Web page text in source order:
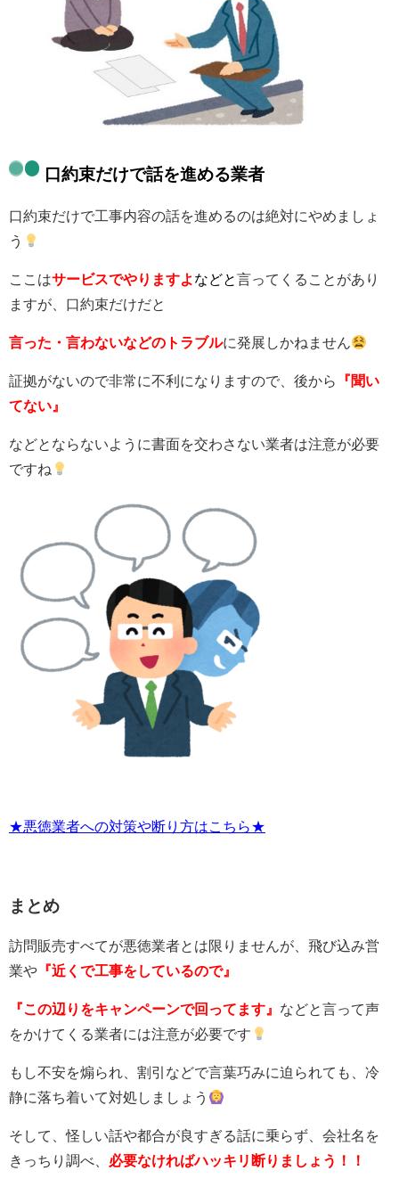
口約束だけで話を進める業者
口約束だけで工事内容の話を進めるのは絶対にやめましょ
う
ここはサービスでやりますよ などと言ってくることがあり
ますが、口約束だけだと
言った・言わないなどのトラブルに発展しかねません
証拠がないので非常に不利になりますので、後から
『聞い
てない』
などとならないように書面を交わさない業者は注意が必要
ですね
★悪徳業者への対策や断り方はこちら★
まとめ
訪問販売すべてが悪徳業者とは限りませんが、飛び込み営
業や 『近くで工事をしているので』
『この辺りをキャンペーンで回ってます』 などと言って声
をかけてくる業者には注意が必要です
もし不安を煽られ、割引などで言葉巧みに迫られても、冷
静に落ち着いて対処しましょう
そして、怪しい話や都合が良すぎる話に乗らず、会社名を
きっちり調べ、 必要なければハッキリ断りましょう！！